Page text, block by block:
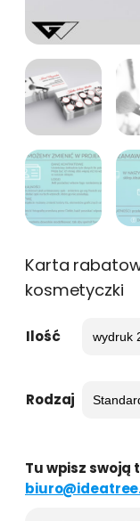
Karta
kosmetyczki
Ilość
Rodzaj
Tu wpisz swoją